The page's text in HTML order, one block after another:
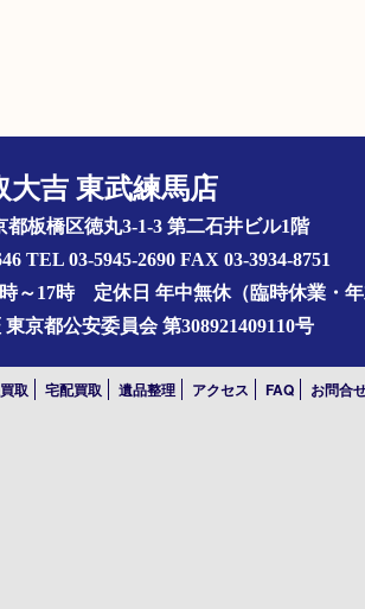
大吉 東武練馬店
都板橋区徳丸3-1-3 第二石井ビル1階
TEL 03-5945-2690 FAX 03-3934-8751
時～17時 定休日 年中無休（臨時休業・年
東京都公安委員会 第308921409110号
取 宅配買取 遺品整理 アクセス FAQ お問合